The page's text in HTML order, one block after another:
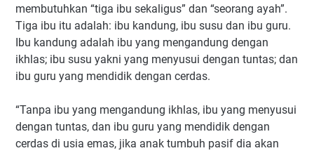
membutuhkan “tiga ibu sekaligus” dan “seorang ayah”.
Tiga ibu itu adalah: ibu kandung, ibu susu dan ibu guru.
Ibu kandung adalah ibu yang mengandung dengan
ikhlas; ibu susu yakni yang menyusui dengan tuntas; dan
ibu guru yang mendidik dengan cerdas.
“Tanpa ibu yang mengandung ikhlas, ibu yang menyusui
dengan tuntas, dan ibu guru yang mendidik dengan
cerdas di usia emas, jika anak tumbuh pasif dia akan